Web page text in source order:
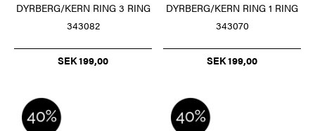
DYRBERG/KERN RING 3 RING
343082
SEK 199,00
DYRBERG/KERN RING 1 RING
343070
SEK 199,00